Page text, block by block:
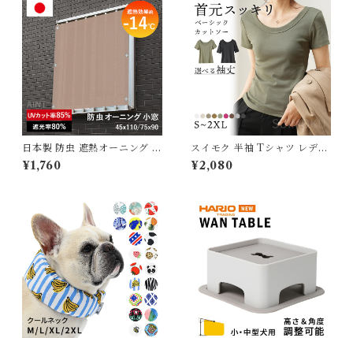
日本製 防虫 遮熱オーニング 小
窓 日除け シェード 遮熱効果-1
4℃ 屋外 遮熱 遮光 暑さ対策
窓 ベランダ バルコニー 省エネ
節約 節電 タープ 無地 ブラウ
ン 75×90cm MWG-ONB-S
¥1,760
スイモク 半袖 Tシャツ レディ
ース トップス カットソー リブ
デイリー 肌触りの良い素材 大
ない オフィス スーツ シンプル
カーキ ブラック ホワイト 568
2612【水沐良品】
¥2,080